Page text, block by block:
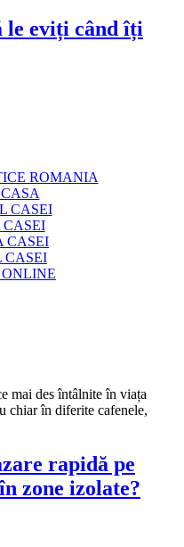
le eviți când îți
ROMANIA
CASEI
CASEI
CASEI
mai des întâlnite în viața
chiar în diferite cafenele,
rapidă pe
zone izolate?